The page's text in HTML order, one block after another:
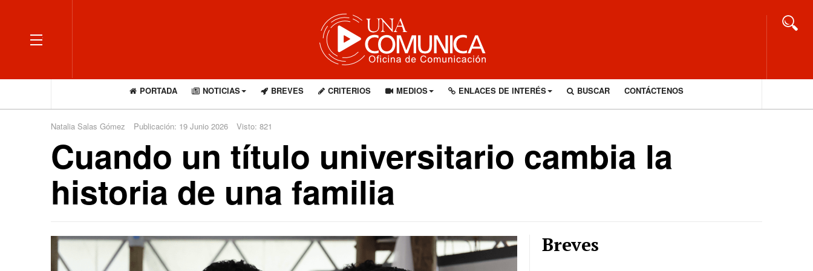
OFF CANVAS
PORTADA NOTICIAS BREVES CRITERIOS MEDIOS ENLACES DE INTERÉS BUSCAR CONTÁCTENOS
Natalia Salas Gómez Publicación: 19 Junio 2026 Visto: 821
Cuando un título universitario cambia la
historia de una familia
Breves